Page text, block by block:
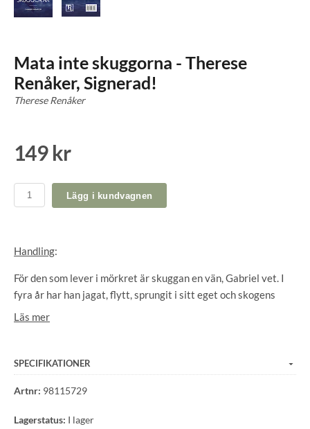
Mata inte skuggorna - Therese
Renåker, Signerad!
Therese Renåker
149 kr
Lägg i kundvagnen
Handling:
För den som lever i mörkret är skuggan en vän, Gabriel vet. I
fyra år har han jagat, flytt, sprungit i sitt eget och skogens
mörker för att undkomma minnena och hålla sig ovanför
När han möter Hanna på sin nittonde födelsedags morgon är
det färgerna som drabbar honom, sedan hon. Det är så det är
synas, ta plats, sticka ut. Om det inte vore för hennes
Läs mer
SPECIFIKATIONER
Artnr: 98115729
Lagerstatus: I lager